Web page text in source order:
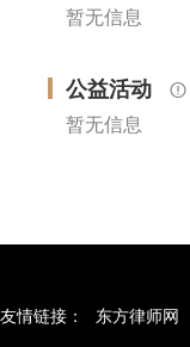
暂无信息
公益活动
暂无信息
友情链接： 东方律师网